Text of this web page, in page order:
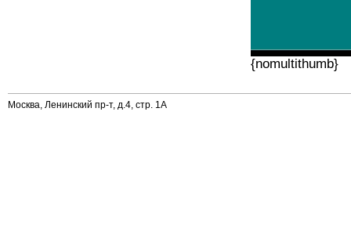
{nomultithumb}
Москва, Ленинский пр-т, д.4, стр. 1А